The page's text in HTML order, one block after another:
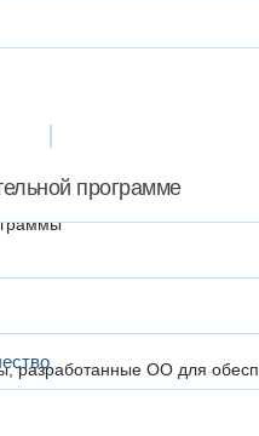
программе
разработанные ОО для